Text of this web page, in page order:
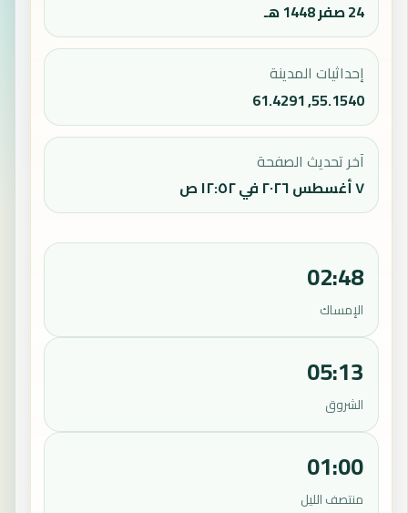
24 صفر 1448 هـ
إحداثيات المدينة
55.1540, 61.4291
آخر تحديث الصفحة
٧ أغسطس ٢٠٢٦ في ١٢:٥٢ ص
02:48
الإمساك
05:13
الشروق
01:00
منتصف الليل